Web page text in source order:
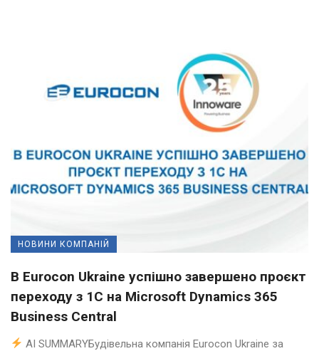
НОВИНИ КОМПАНІЙ
В Eurocon Ukraine успішно завершено проєкт
переходу з 1С на Microsoft Dynamics 365
Business Central
AI SUMMARYБудівельна компанія Eurocon Ukraine за